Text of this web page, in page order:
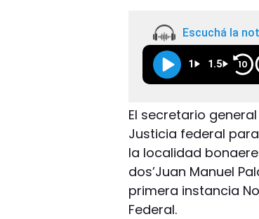
Escuchá la
1 1.5 10
El secretario
Justicia federal
la localidad
dos’Juan Manuel
primera instancia
Federal.